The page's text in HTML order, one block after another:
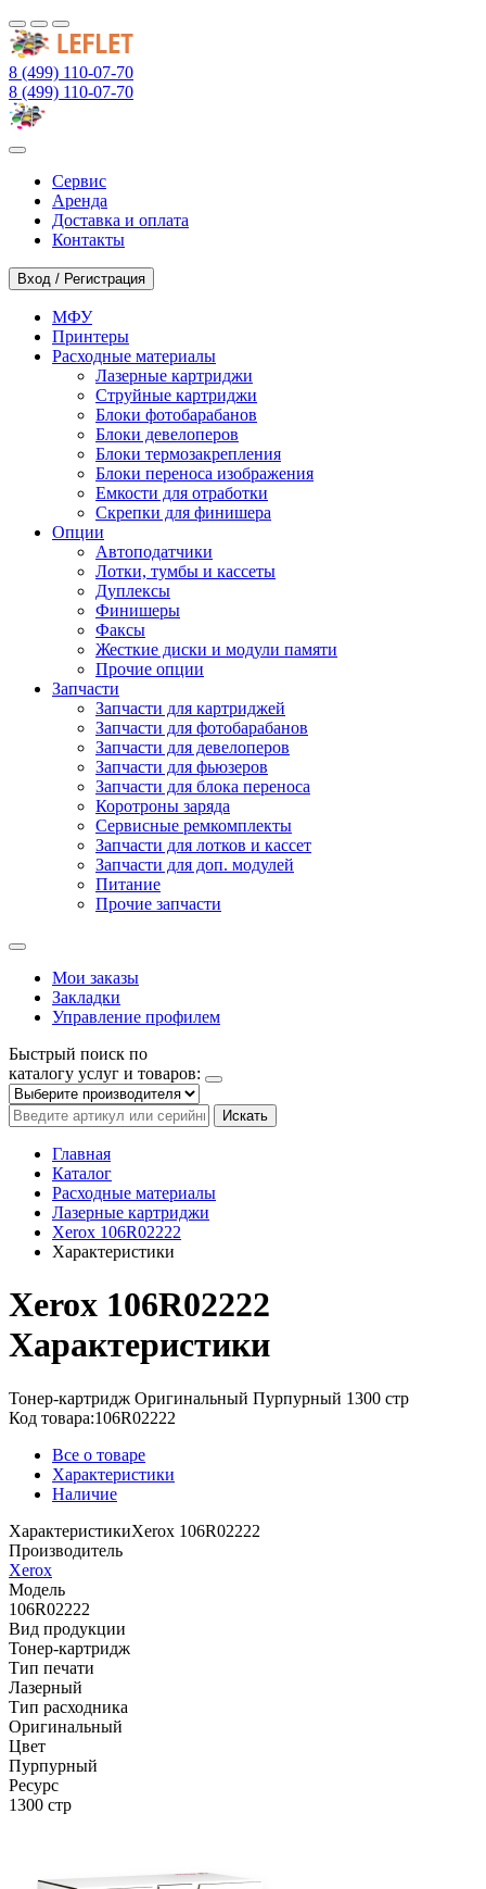
8 (499) 110-07-70
8 (499) 110-07-70
Сервис
Аренда
Доставка и оплата
Контакты
Вход / Регистрация
МФУ
Принтеры
Расходные материалы
Лазерные картриджи
Струйные картриджи
Блоки фотобарабанов
Блоки девелоперов
Блоки термозакрепления
Блоки переноса изображения
Емкости для отработки
Скрепки для финишера
Опции
Автоподатчики
Лотки, тумбы и кассеты
Дуплексы
Финишеры
Факсы
Жесткие диски и модули памяти
Прочие опции
Запчасти
Запчасти для картриджей
Запчасти для фотобарабанов
Запчасти для девелоперов
Запчасти для фьюзеров
Запчасти для блока переноса
Коротроны заряда
Сервисные ремкомплекты
Запчасти для лотков и кассет
Запчасти для доп. модулей
Питание
Прочие запчасти
Мои заказы
Закладки
Управление профилем
Быстрый поиск по
каталогу услуг и товаров:
Искать
Главная
Каталог
Расходные материалы
Лазерные картриджи
Xerox 106R02222
Характеристики
Xerox 106R02222
Характеристики
Тонер-картридж Оригинальный Пурпурный 1300 стр
Код товара:106R02222
Все о товаре
Характеристики
Наличие
ХарактеристикиXerox 106R02222
Производитель
Xerox
Модель
106R02222
Вид продукции
Тонер-картридж
Тип печати
Лазерный
Тип расходника
Оригинальный
Цвет
Пурпурный
Ресурс
1300 стр